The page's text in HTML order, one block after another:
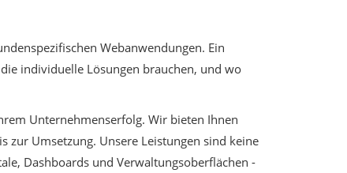
Webanwendungen. Ein
individuelle Lösungen brauchen, und wo
Unternehmenserfolg. Wir bieten Ihnen
zur Umsetzung. Unsere Leistungen sind keine
Dashboards und Verwaltungsoberflächen -